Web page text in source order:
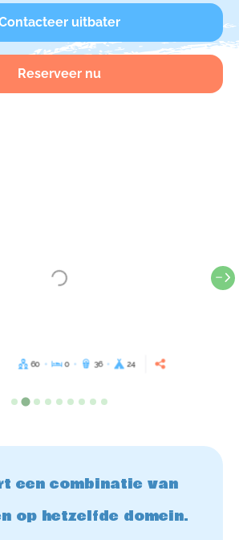
uitbater
Reserveer nu
60 0 36 24
een combinatie van
op hetzelfde domein.